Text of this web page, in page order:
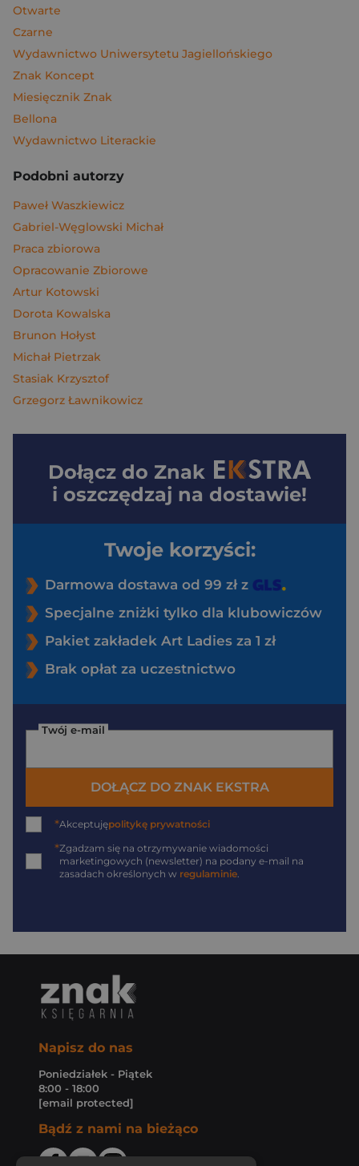
Otwarte
Czarne
Wydawnictwo Uniwersytetu Jagiellońskiego
Znak Koncept
Miesięcznik Znak
Bellona
Wydawnictwo Literackie
Podobni autorzy
Paweł Waszkiewicz
Gabriel-Węglowski Michał
Praca zbiorowa
Opracowanie Zbiorowe
Artur Kotowski
Dorota Kowalska
Brunon Hołyst
Michał Pietrzak
Stasiak Krzysztof
Grzegorz Ławnikowicz
Dołącz do Znak
i oszczędzaj na dostawie!
Twoje korzyści:
Darmowa dostawa od 99 zł z
Specjalne zniżki tylko dla klubowiczów
Pakiet zakładek Art Ladies za 1 zł
Brak opłat za uczestnictwo
Twój e-mail
DOŁĄCZ DO ZNAK EKSTRA
*Akceptujępolitykę prywatności
*Zgadzam się na otrzymywanie wiadomości
marketingowych (newsletter) na podany e-mail na
zasadach określonych w regulaminie.
Napisz do nas
Poniedziałek - Piątek
8:00 - 18:00
[email protected]
Bądź z nami na bieżąco